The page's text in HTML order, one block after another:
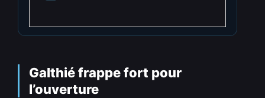
Galthié frappe fort pour
l’ouverture